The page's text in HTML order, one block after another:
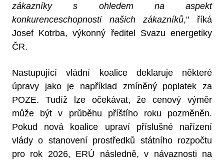
zákazníky s ohledem na aspekt
konkurenceschopnosti našich zákazníků," říká
Josef Kotrba, výkonný ředitel Svazu energetiky
ČR.
Nastupující vládní koalice deklaruje některé
úpravy jako je například zmíněný poplatek za
POZE. Tudíž lze očekávat, že cenový výměr
může být v průběhu příštího roku pozměněn.
Pokud nová koalice upraví příslušné nařízení
vlády o stanovení prostředků státního rozpočtu
pro rok 2026, ERÚ následně, v návaznosti na